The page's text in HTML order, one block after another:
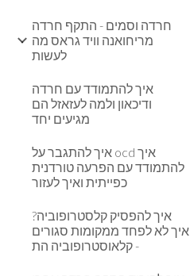
חרדה וסמים - התקף חרדה
מריחואנה וויד גראס מה
לעשות
איך להתמודד עם חרדה
ודיכאון ולמה לעזאזל הם
מגיעים יחד
איך להתגבר על ocd איך
להתמודד עם הפרעה טורדנית
כפייתית ואיך לעזור
איך להפסיק קלסטרופוביה?
איך לא לפחד ממקומות סגורים
- קלאוסטרופוביה הת